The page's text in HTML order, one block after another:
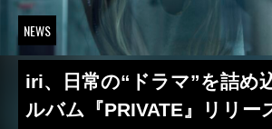
NEWS
iri、日常の“ドラマ”を詰め
ルバム『PRIVATE』リリー